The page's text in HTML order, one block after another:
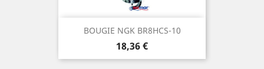
BOUGIE NGK BR8HCS-10
Prix
18,36 €